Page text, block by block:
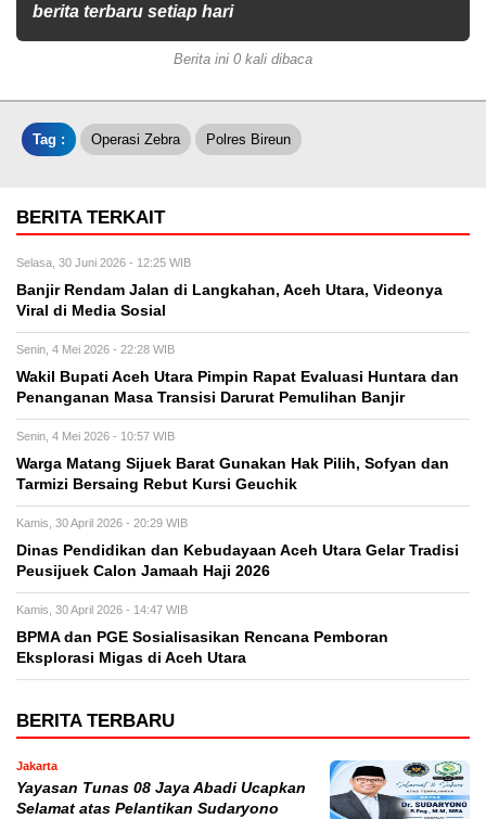
berita terbaru setiap hari
Berita ini 0 kali dibaca
Tag : Operasi Zebra Polres Bireun
BERITA TERKAIT
Selasa, 30 Juni 2026 - 12:25 WIB
Banjir Rendam Jalan di Langkahan, Aceh Utara, Videonya
Viral di Media Sosial
Senin, 4 Mei 2026 - 22:28 WIB
Wakil Bupati Aceh Utara Pimpin Rapat Evaluasi Huntara dan
Penanganan Masa Transisi Darurat Pemulihan Banjir
Senin, 4 Mei 2026 - 10:57 WIB
Warga Matang Sijuek Barat Gunakan Hak Pilih, Sofyan dan
Tarmizi Bersaing Rebut Kursi Geuchik
Kamis, 30 April 2026 - 20:29 WIB
Dinas Pendidikan dan Kebudayaan Aceh Utara Gelar Tradisi
Peusijuek Calon Jamaah Haji 2026
Kamis, 30 April 2026 - 14:47 WIB
BPMA dan PGE Sosialisasikan Rencana Pemboran
Eksplorasi Migas di Aceh Utara
BERITA TERBARU
Jakarta
Yayasan Tunas 08 Jaya Abadi Ucapkan
Selamat atas Pelantikan Sudaryono